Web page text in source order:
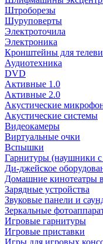
Штроборезы
Шуруповерты
Электроточила
Электроника
Кронштейны для
Аудиотехника
DVD
Активные 1.0
Активные 2.0
Акустические
Акустические системы
Видеокамеры
Виртуальные очки
Вспышки
Гарнитуры (наушники
Ди-джейское
Домашние кинотеатры
Зарядные устройства
Звуковые панели и
Зеркальные
Игровые гарнитуры
Игровые приставки
Игры для игровых